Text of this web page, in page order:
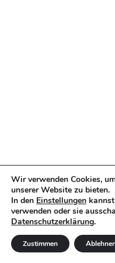
Wir verwenden Cookies,
unserer Website zu bieten.
In den Einstellungen
verwenden oder sie
Datenschutzerklärung.
Zustimmen